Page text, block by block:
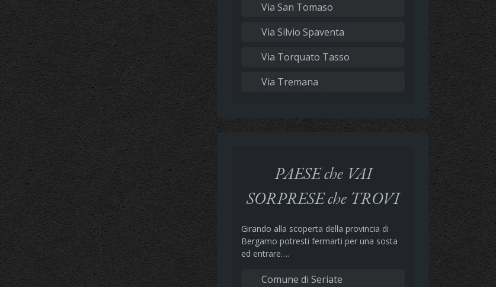
Via San Tomaso
Via Silvio Spaventa
Via Torquato Tasso
Via Tremana
PAESE che VAI
SORPRESE che TROVI
Girando alla scoperta della provincia di
Bergamo potresti fermarti per una sosta
ed entrare….
Comune di Seriate